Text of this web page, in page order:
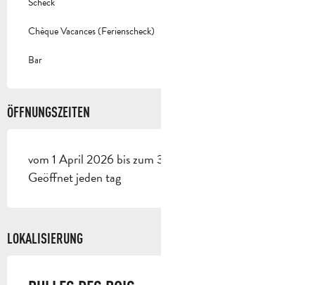
Chèque Vacances (Ferienscheck)
Bar
ÖFFNUNGSZEITEN
vom 1 April 2026 bis zum 30 September 2026 -
Geöffnet jeden tag
LOKALISIERUNG